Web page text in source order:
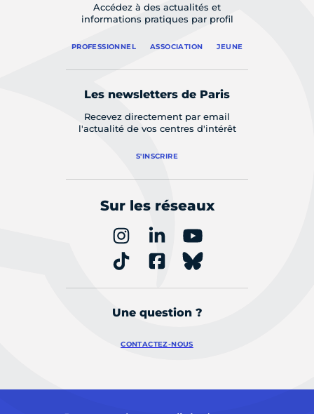
Accédez à des actualités et
informations pratiques par profil
PROFESSIONNEL ASSOCIATION JEUNE
Les newsletters de Paris
Recevez directement par email
l'actualité de vos centres d'intérêt
S'INSCRIRE
Sur les réseaux
Une question ?
CONTACTEZ-NOUS